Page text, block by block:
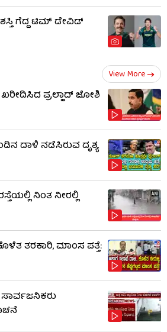
ಗೆದ್ದ ಟಿಮ್ ಡೇವಿಡ್
View More
ಖರೀದಿಸಿದ ಪ್ರಲ್ಹಾದ್ ಜೋಶಿ
ದಾಳಿ ನಡೆಸಿರುವ ದೃಶ್ಯ
ನಿಂತ ನೀರಲ್ಲಿ
ತರಕಾರಿ, ಮಾಂಸ ಪತ್ತೆ:
ಸಾರ್ವಜನಿಕರು